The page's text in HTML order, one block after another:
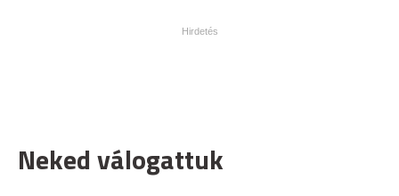
Neked válogattuk